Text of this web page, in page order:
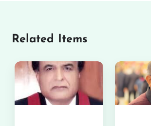
Related Items